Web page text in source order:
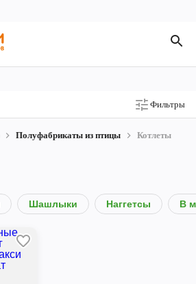
Фильтры
Полуфабрикаты из птицы Котлеты
Шашлыки Наггетсы В